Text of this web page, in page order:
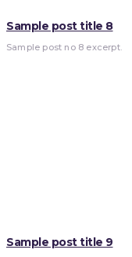
Sample post title 8
Sample post no 8 excerpt.
Sample post title 9